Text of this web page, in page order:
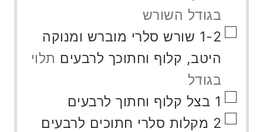
בגודל השורש
▢
1-2 שורש סלרי מוברש ומנוקה
היטב, קלוף וחתוכך לרבעים תלוי
בגודל
▢
1 בצל קלוף וחתוך לרבעים
▢
2 מקלות סלרי חתוכים לרבעים